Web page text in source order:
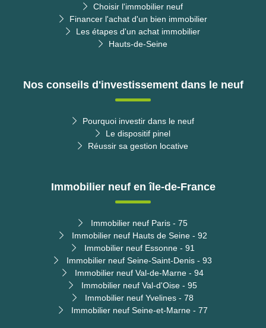
Choisir l'immobilier neuf
Financer l'achat d'un bien immobilier
Les étapes d'un achat immobilier
Hauts-de-Seine
Nos conseils d'investissement dans le neuf
Pourquoi investir dans le neuf
Le dispositif pinel
Réussir sa gestion locative
Immobilier neuf en île-de-France
Immobilier neuf Paris - 75
Immobilier neuf Hauts de Seine - 92
Immobilier neuf Essonne - 91
Immobilier neuf Seine-Saint-Denis - 93
Immobilier neuf Val-de-Marne - 94
Immobilier neuf Val-d'Oise - 95
Immobilier neuf Yvelines - 78
Immobilier neuf Seine-et-Marne - 77